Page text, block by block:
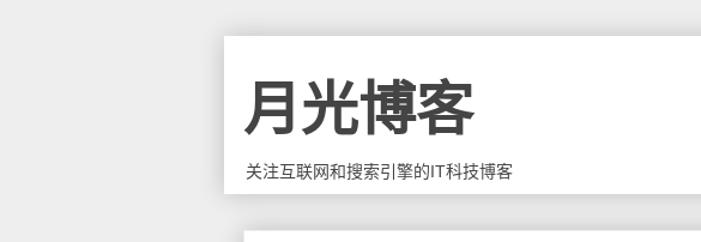
月光博客
关注互联网和搜索引擎的IT科技博客